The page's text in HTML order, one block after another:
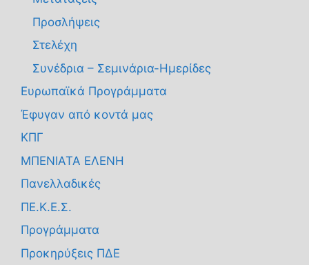
Προσλήψεις
Στελέχη
Συνέδρια – Σεμινάρια-Ημερίδες
Ευρωπαϊκά Προγράμματα
Έφυγαν από κοντά μας
ΚΠΓ
ΜΠΕΝΙΑΤΑ ΕΛΕΝΗ
Πανελλαδικές
ΠΕ.Κ.Ε.Σ.
Προγράμματα
Προκηρύξεις ΠΔΕ